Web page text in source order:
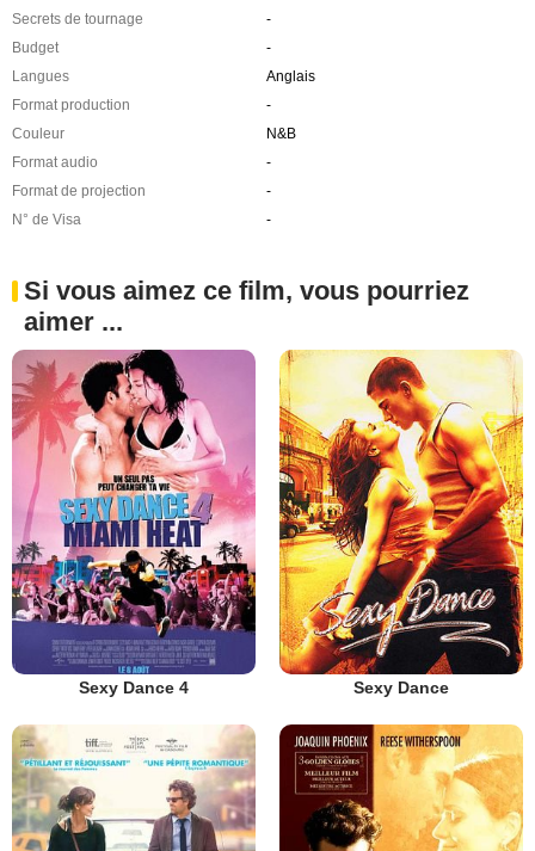
Secrets de tournage
-
Budget
-
Langues
Anglais
Format production
-
Couleur
N&B
Format audio
-
Format de projection
-
N° de Visa
-
Si vous aimez ce film, vous pourriez
aimer ...
Sexy Dance 4 Sexy Dance